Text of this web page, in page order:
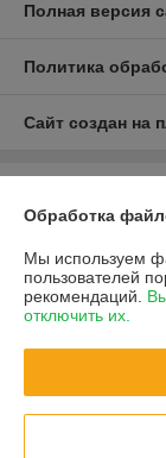
Полная версия
Политика
Сайт создан на
г.Минск, ул.
Регистрационный
Регистрационный
Местонахождение
Обработка
Мы используем
пользователей
рекомендаций.
отключить их.